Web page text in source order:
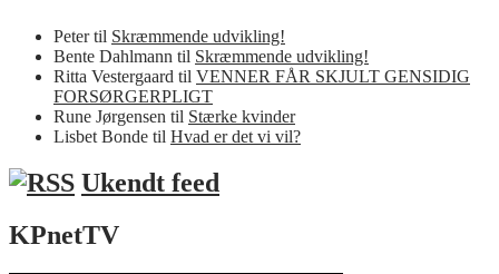
Petertil Skræmmende udvikling!
Bente Dahlmann til Skræmmende udvikling!
Ritta Vestergaard til VENNER FÅR SKJULT GENSIDIG
FORSØRGERPLIGT
Rune Jørgensen til Stærke kvinder
Lisbet Bonde til Hvad er det vi vil?
Ukendt feed
KPnetTV